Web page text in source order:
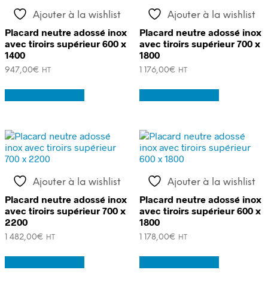
Ajouter à la wishlist
Placard neutre adossé inox
avec tiroirs supérieur 600 x
1400
947,00€ HT
Ajouter à la wishlist
Placard neutre adossé inox
avec tiroirs supérieur 700 x
1800
1 176,00€ HT
Ajouter à la wishlist
Placard neutre adossé inox
avec tiroirs supérieur 700 x
2200
1 482,00€ HT
Ajouter à la wishlist
Placard neutre adossé inox
avec tiroirs supérieur 600 x
1800
1 178,00€ HT